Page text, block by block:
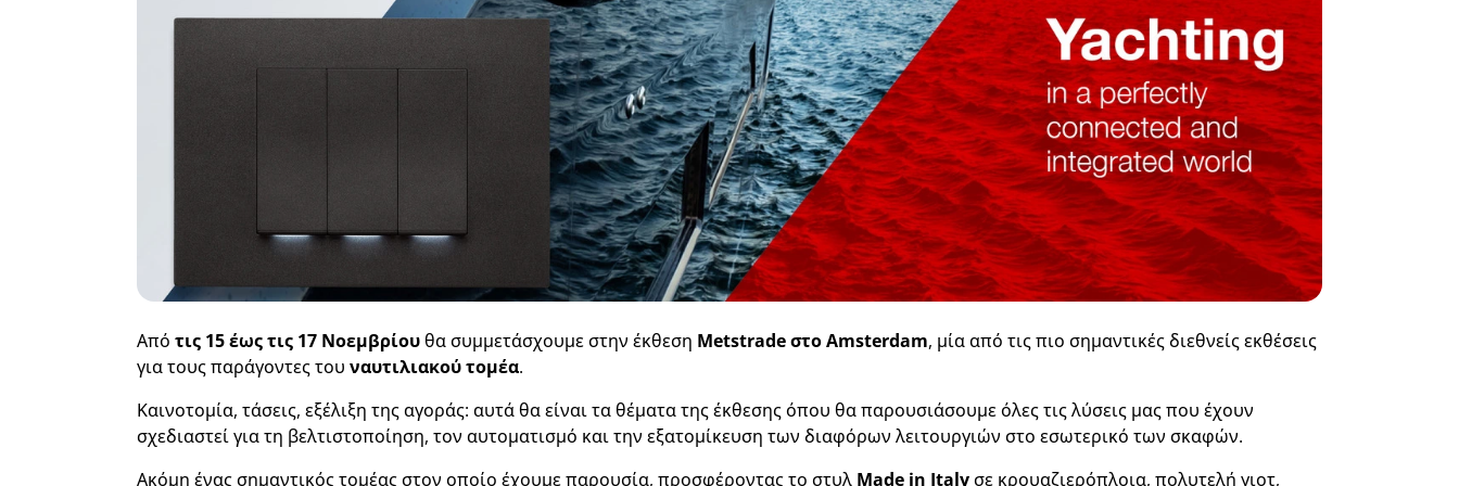
Από τις 15 έως τις 17 Νοεμβρίουθα συμμετάσχουμε στην έκθεση Metstrade στο Amsterdam, μία από τις πιο σημαντικές διεθνείς εκθέσεις
για τους παράγοντες του ναυτιλιακού τομέα.
Καινοτομία, τάσεις, εξέλιξη της αγοράς: αυτά θα είναι τα θέματα της έκθεσης όπου θα παρουσιάσουμε όλες τις λύσεις μας που έχουν
σχεδιαστεί για τη βελτιστοποίηση, τον αυτοματισμό και την εξατομίκευση των διαφόρων λειτουργιών στο εσωτερικό των σκαφών.
Ακόμη ένας σημαντικός τομέας στον οποίο έχουμε παρουσία, προσφέροντας το στυλ Made in Italyσε κρουαζιερόπλοια, πολυτελή γιοτ,